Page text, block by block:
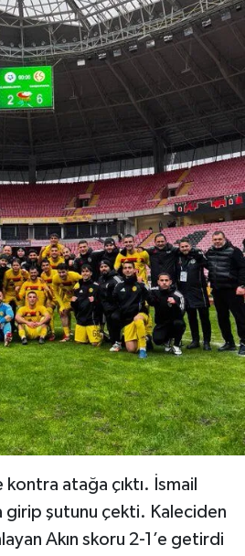
atağa çıktı. İsmail
girip şutunu çekti. Kaleciden
Akın skoru 2-1’e getirdi